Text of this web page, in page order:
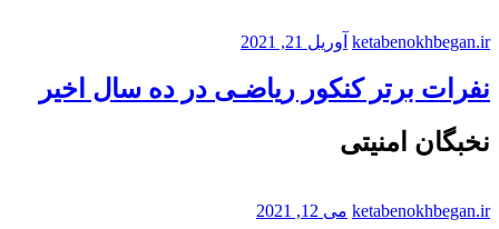
ketabenokhbegan.ir آوریل 21, 2021
نفرات برتر کنکور ریاضـی در ده سال اخیر
نخبگان امنیتی
ketabenokhbegan.ir می 12, 2021